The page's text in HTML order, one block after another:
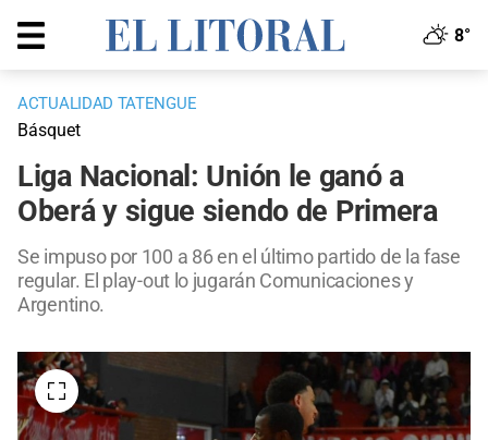
8°
ACTUALIDAD TATENGUE
Básquet
Liga Nacional: Unión le ganó a
Oberá y sigue siendo de Primera
Se impuso por 100 a 86 en el último partido de la fase
regular. El play-out lo jugarán Comunicaciones y
Argentino.